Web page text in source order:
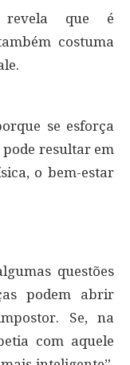
revela que é
costuma
se esforça
resultar em
o bem-estar
questões
podem abrir
Se, na
com aquele